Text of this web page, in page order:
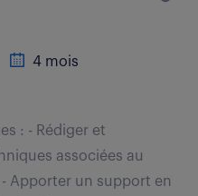
4 mois
: - Rédiger et
associées au
Apporter un support en